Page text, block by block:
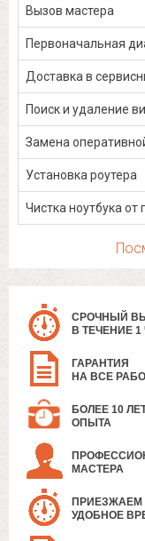
Вызов мастера
Первоначальная
Доставка в
Поиск и удаление
Замена
Установка роутера
Чистка ноутбука от
СРОЧНЫЙ
В ТЕЧЕНИЕ
ГАРАНТИЯ
НА ВСЕ
БОЛЕЕ 10
ОПЫТА
МАСТЕРА
ПРИЕЗЖАЕМ
УДОБНОЕ